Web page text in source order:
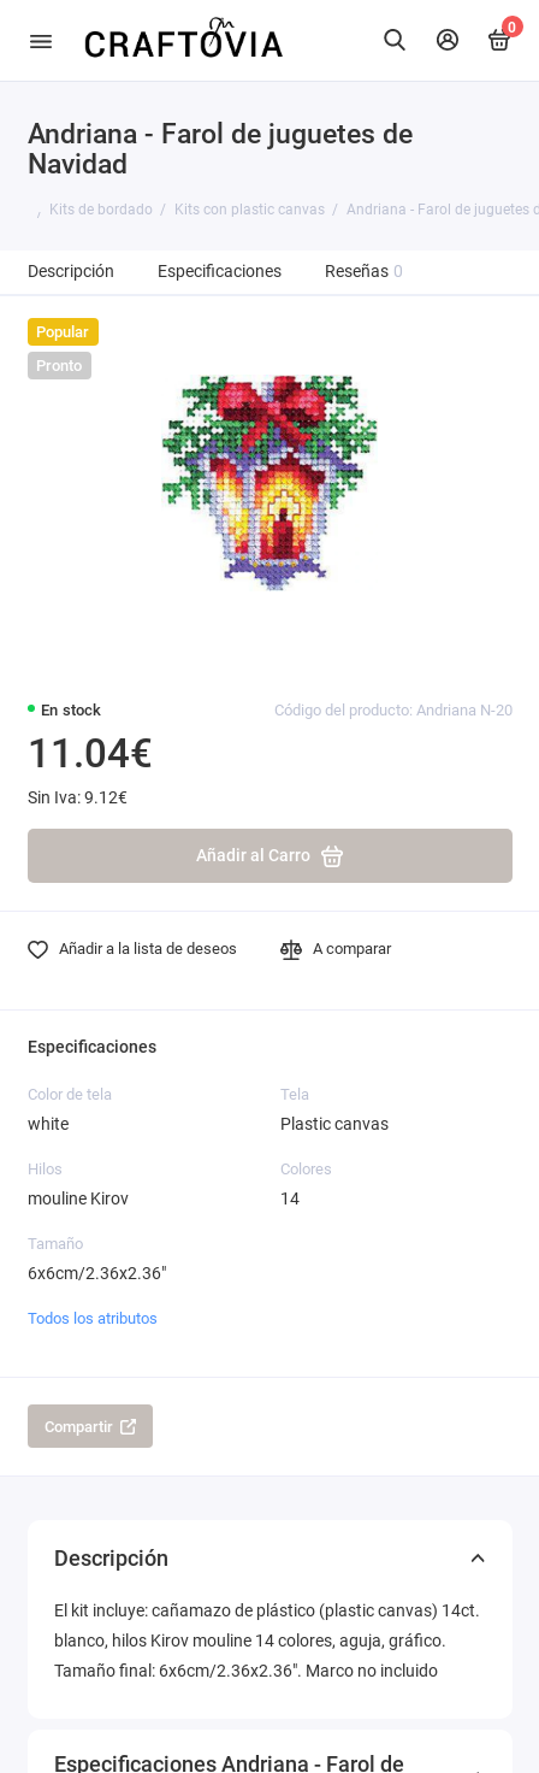
0
Andriana - Farol de juguetes de
Navidad
Kits de bordado Kits con plastic canvas Andriana - Farol de juguetes
Descripción Especificaciones Reseñas 0
Popular
Pronto
En stock Código del producto: Andriana N-20
11.04€
Sin Iva: 9.12€
Añadir al Carro
Añadir a la lista de deseos A comparar
Especificaciones
Color de tela
white
Tela
Plastic canvas
Hilos
mouline Kirov
Colores
14
Tamaño
6x6cm/2.36x2.36"
Todos los atributos
Compartir
Descripción
El kit incluye: cañamazo de plástico (plastic canvas) 14ct.
blanco, hilos Kirov mouline 14 colores, aguja, gráfico.
Tamaño final: 6x6cm/2.36x2.36". Marco no incluido
Especificaciones Andriana - Farol de